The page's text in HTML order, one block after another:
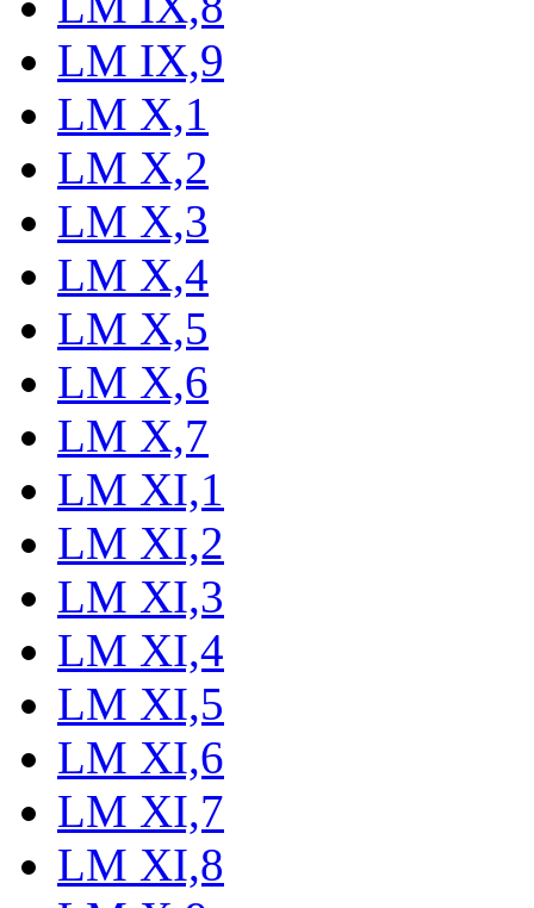
LM IX,9
LM X,1
LM X,2
LM X,3
LM X,4
LM X,5
LM X,6
LM X,7
LM XI,1
LM XI,2
LM XI,3
LM XI,4
LM XI,5
LM XI,6
LM XI,7
LM XI,8